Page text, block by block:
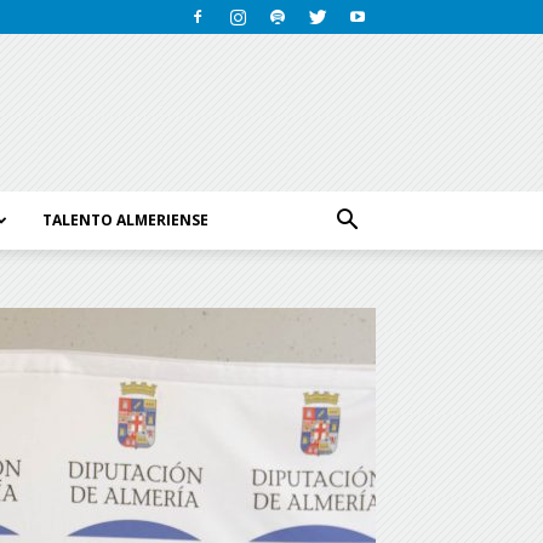
TALENTO ALMERIENSE